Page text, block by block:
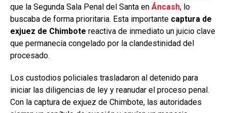
que la Segunda Sala Penal del Santa en Áncash, lo
buscaba de forma prioritaria. Esta importante captura de
exjuez de Chimbote reactiva de inmediato un juicio clave
que permanecía congelado por la clandestinidad del
procesado.
Los custodios policiales trasladaron al detenido para
iniciar las diligencias de ley y reanudar el proceso penal.
Con la captura de exjuez de Chimbote, las autoridades